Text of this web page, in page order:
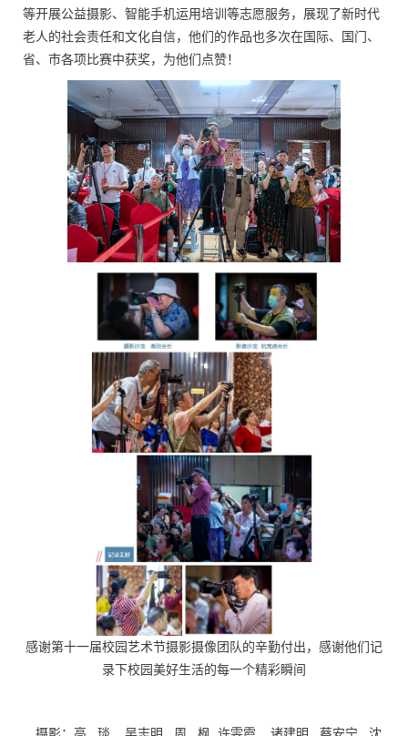
等开展公益摄影、智能手机运用培训等志愿服务，展现了新时代
老人的社会责任和文化自信，他们的作品也多次在国际、国门、
省、市各项比赛中获奖，为他们点赞！
感谢第十一届校园艺术节摄影摄像团队的辛勤付出，感谢他们记
录下校园美好生活的每一个精彩瞬间